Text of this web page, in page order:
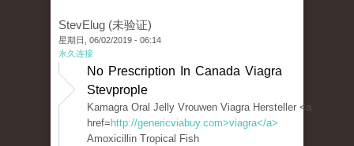
StevElug (未验证)
星期日, 06/02/2019 - 06:14
永久连接
No Prescription In Canada Viagra
Stevprople
Kamagra Oral Jelly Vrouwen Viagra Hersteller <a
href= http://genericviabuy.com>viagra</a>
Amoxicillin Tropical Fish